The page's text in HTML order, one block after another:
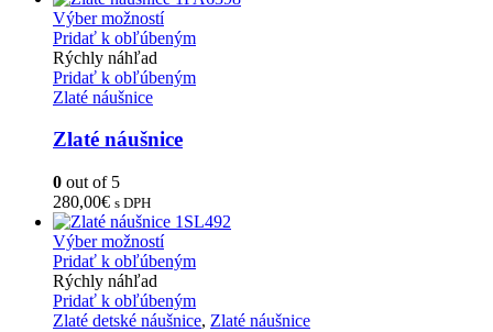
Výber možností
Pridať k obľúbeným
Rýchly náhľad
Pridať k obľúbeným
Zlaté náušnice
Zlaté náušnice
0 out of 5
280,00€ s DPH
Výber možností
Pridať k obľúbeným
Rýchly náhľad
Pridať k obľúbeným
Zlaté detské náušnice, Zlaté náušnice